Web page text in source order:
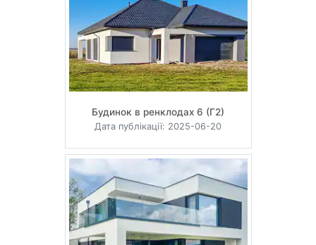
Будинок в ренклодах 6 (Г2)
Дата публікації: 2025-06-20